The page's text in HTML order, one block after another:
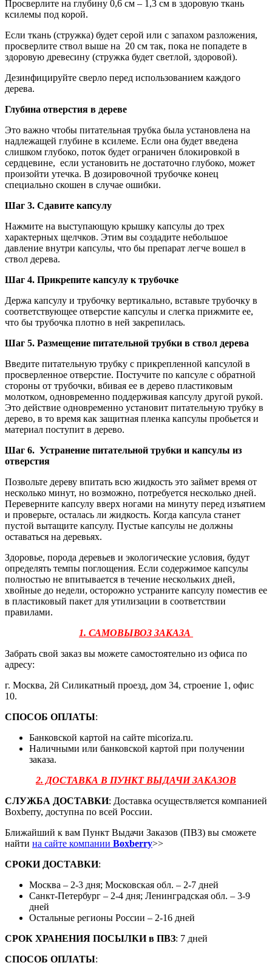
Просверлите на глубину 0,6 см – 1,3 см в здоровую ткань
ксилемы под корой.
Если ткань (стружка) будет серой или с запахом разложения,
просверлите ствол выше на 20 см так, пока не попадете в
здоровую древесину (стружка будет светлой, здоровой).
Дезинфицируйте сверло перед использованием каждого
дерева.
Глубина отверстия в дереве
Это важно чтобы питательная трубка была установлена на
надлежащей глубине в ксилеме. Если она будет введена
слишком глубоко, поток будет ограничен блокировкой в
сердцевине, если установить не достаточно глубоко, может
произойти утечка. В дозировочной трубочке конец
специально скошен в случае ошибки.
Шаг 3. Сдавите капсулу
Нажмите на выступающую крышку капсулы до трех
характерных щелчков. Этим вы создадите небольшое
давление внутри капсулы, что бы препарат легче вошел в
ствол дерева.
Шаг 4. Прикрепите капсулу к трубочке
Держа капсулу и трубочку вертикально, вставьте трубочку в
соответствующее отверстие капсулы и слегка прижмите ее,
что бы трубочка плотно в ней закрепилась.
Шаг 5. Размещение питательной трубки в ствол дерева
Введите питательную трубку с прикрепленной капсулой в
просверленное отверстие. Постучите по капсуле с обратной
стороны от трубочки, вбивая ее в дерево пластиковым
молотком, одновременно поддерживая капсулу другой рукой.
Это действие одновременно установит питательную трубку в
дерево, в то время как защитная пленка капсулы пробьется и
материал поступит в дерево.
Шаг 6. Устранение питательной трубки и капсулы из
отверстия
Позвольте дереву впитать всю жидкость это займет время от
несколько минут, но возможно, потребуется несколько дней.
Переверните капсулу вверх ногами на минуту перед изъятием
и проверьте, осталась ли жидкость. Когда капсула станет
пустой вытащите капсулу. Пустые капсулы не должны
оставаться на деревьях.
Здоровье, порода деревьев и экологические условия, будут
определять темпы поглощения. Если содержимое капсулы
полностью не впитывается в течение нескольких дней,
хвойные до недели, осторожно устраните капсулу поместив ее
в пластиковый пакет для утилизации в соответствии
правилами.
1. САМОВЫВОЗ ЗАКАЗА
Забрать свой заказ вы можете самостоятельно из офиса по
адресу:
г. Москва, 2й Силикатный проезд, дом 34, строение 1, офис
10.
СПОСОБ ОПЛАТЫ:
Банковской картой на сайте micoriza.ru.
Наличными или банковской картой при получении
заказа.
2. ДОСТАВКА В ПУНКТ ВЫДАЧИ ЗАКАЗОВ
СЛУЖБА ДОСТАВКИ: Доставка осуществляется компанией
Boxberry, доступна по всей России.
Ближайший к вам Пункт Выдачи Заказов (ПВЗ) вы сможете
найти на сайте компании Boxberry>>
СРОКИ ДОСТАВКИ:
Москва – 2-3 дня; Московская обл. – 2-7 дней
Санкт-Петербург – 2-4 дня; Ленинградская обл. – 3-9
дней
Остальные регионы России – 2-16 дней
СРОК ХРАНЕНИЯ ПОСЫЛКИ в ПВЗ: 7 дней
СПОСОБ ОПЛАТЫ: